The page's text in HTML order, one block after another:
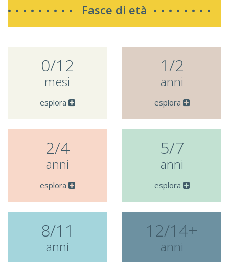
Fasce di età
0/12
mesi
esplora
1/2
anni
esplora
2/4
anni
esplora
5/7
anni
esplora
8/11
anni
12/14+
anni